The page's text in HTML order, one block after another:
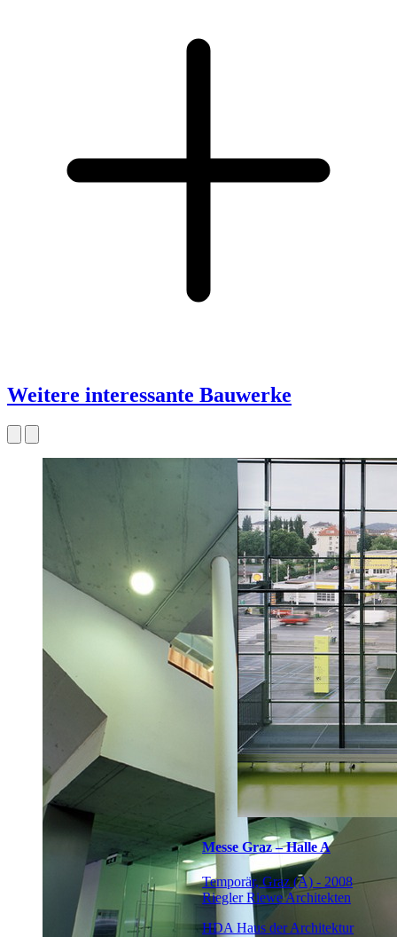
Weitere interessante Bauwerke
Messe Graz – Halle A
Temporär, Graz (A) - 2008
Riegler Riewe Architekten
HDA Haus der Architektur